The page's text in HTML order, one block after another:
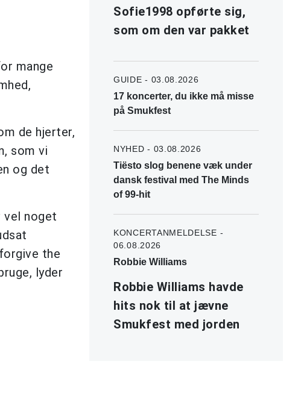
mange
de hjerter,
som vi
og det
vel noget
the
lyder
Sofie1998 opførte sig,
som om den var pakket
GUIDE - 03.08.2026
17 koncerter, du ikke må misse
på Smukfest
NYHED - 03.08.2026
Tiësto slog benene væk under
dansk festival med The Minds
of 99-hit
KONCERTANMELDELSE -
06.08.2026
Robbie Williams
Robbie Williams havde
hits nok til at jævne
Smukfest med jorden